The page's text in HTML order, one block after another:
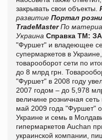
закрывать свои объекты.
развитие Портал
TradeMaster По
Украина Справка ТМ:
"Фуршет" и владеющее
супермаркетов в
товарооборот сети по
до 8 млрд грн.
"Фуршет" в 2008 году
2007 годом – до 5,978
величине розничная
май 2009 года "Фуршет"
Украине и семь в
гипермаркетов Auchan
украинской компании,